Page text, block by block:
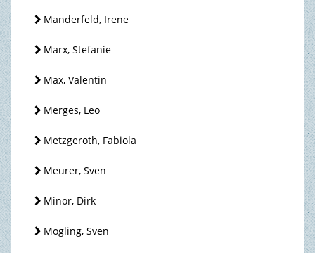
Manderfeld, Irene
Marx, Stefanie
Max, Valentin
Merges, Leo
Metzgeroth, Fabiola
Meurer, Sven
Minor, Dirk
Mögling, Sven